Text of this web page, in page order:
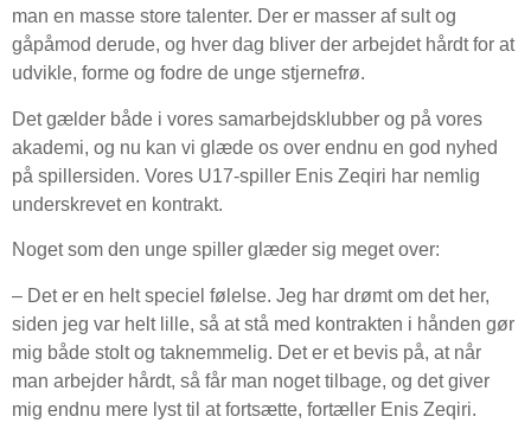
man en masse store talenter. Der er masser af sult og
gåpåmod derude, og hver dag bliver der arbejdet hårdt for at
udvikle, forme og fodre de unge stjernefrø.
Det gælder både i vores samarbejdsklubber og på vores
akademi, og nu kan vi glæde os over endnu en god nyhed
på spillersiden. Vores U17-spiller Enis Zeqiri har nemlig
underskrevet en kontrakt.
Noget som den unge spiller glæder sig meget over:
– Det er en helt speciel følelse. Jeg har drømt om det her,
siden jeg var helt lille, så at stå med kontrakten i hånden gør
mig både stolt og taknemmelig. Det er et bevis på, at når
man arbejder hårdt, så får man noget tilbage, og det giver
mig endnu mere lyst til at fortsætte, fortæller Enis Zeqiri.